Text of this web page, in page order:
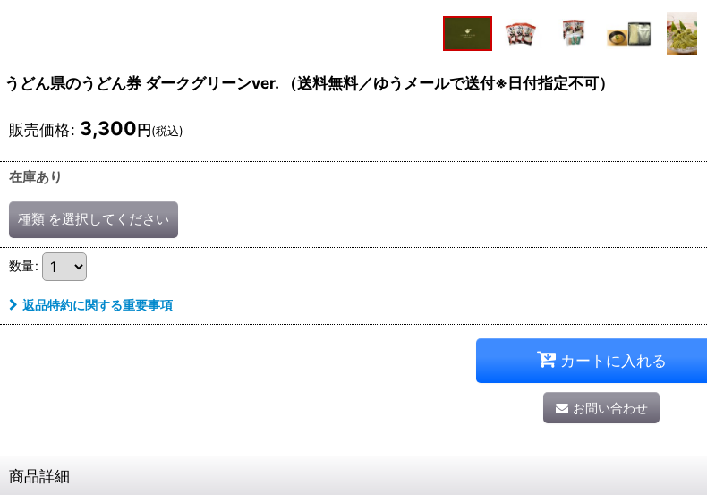
うどん県のうどん券 ダークグリーンver. （送料無料／ゆうメールで送付※日付指定不可）
販売価格: 3,300円(税込)
在庫あり
種類 を選択してください
数量:
返品特約に関する重要事項
カートに入れる
お問い合わせ
商品詳細